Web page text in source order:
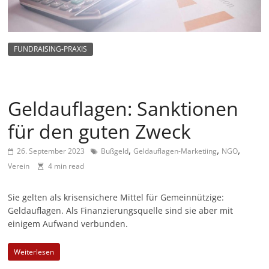
m
g
n
f
ü
r
o
z
i
a
l
FUNDRAISING-PRAXIS
Geldauflagen: Sanktionen
für den guten Zweck
26. September 2023 Bußgeld,Geldauflagen-Marketiing, NGO,
Verein 4 min read
Sie gelten als krisensichere Mittel für Gemeinnützige:
Geldauflagen. Als Finanzierungsquelle sind sie aber mit
einigem Aufwand verbunden.
Weiterlesen